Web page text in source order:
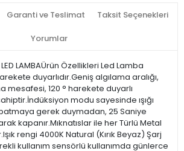
Garanti ve Teslimat Taksit Seçenekleri
Yorumlar
LED LAMBAÜrün Özellikleri Led Lamba
duyarlıdır.Geniş algılama aralığı,
mesafesi, 120 ° harekete duyarlı
modu sayesinde ışığı
gerek duymadan, 25 Saniye
kapanır.Mıknatıslar ile her Türlü Metal
rengi 4000K Natural (Kırık Beyaz) Şarj
kullanım sensörlü kullanımda günlerce